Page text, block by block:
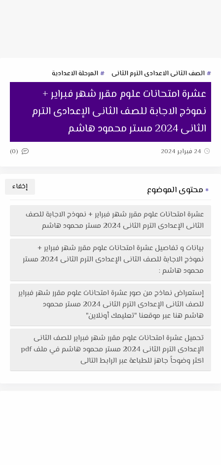
الصف الثانى الاعدادى الترم الثانى المرحلة الاعدادية
عشرة امتحانات علوم مقرر شهر فبراير +
نموذج الاجابة للصف الثانى الإعدادى الترم
الثانى 2024 مستر محمود هاشم
24 فبراير 2024 (0)
محتوى الموضوع
عشرة امتحانات علوم مقرر شهر فبراير + نموذج الاجابة للصف
الثانى الإعدادى الترم الثانى 2024 مستر محمود هاشم
بيانات و تفاصيل عشرة امتحانات علوم مقرر شهر فبراير +
نموذج الاجابة للصف الثانى الإعدادى الترم الثانى 2024 مستر
محمود هاشم :
إستعراض نماذج من صور عشرة امتحانات علوم مقرر شهر فبراير
للصف الثانى الإعدادى الترم الثانى 2024 مستر محمود
هاشم هنا عبر موقعنا "تعليمك أونلاين"
تحميل عشرة امتحانات علوم مقرر شهر فبراير للصف الثانى
الإعدادى الترم الثانى 2024 مستر محمود هاشم في ملف pdf
اكثر وضوحاً جاهز للطباعة عبر الرابط التالى